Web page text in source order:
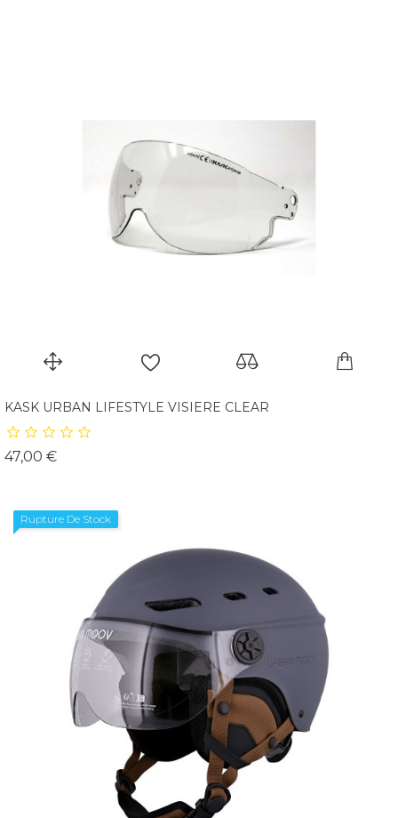
KASK URBAN LIFESTYLE VISIERE CLEAR
47,00 €Prix
Rupture De Stock